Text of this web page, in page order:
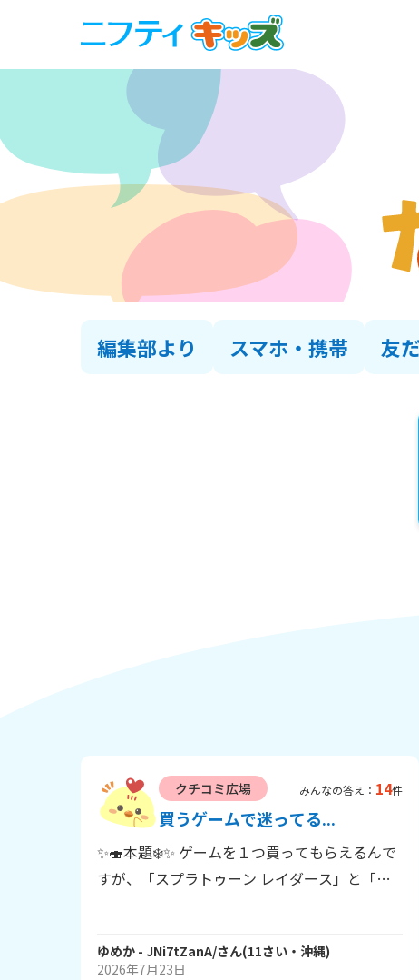
編集部より スマホ・携帯 友
クチコミ広場 みんなの答え： 14件
買うゲームで迷ってる...
✨🍣本題❄️✨ ゲームを１つ買ってもらえるんで
すが、「スプラトゥーン レイダース」と「ト
❄️ ばいばーい👋
ゆめか - JNi7tZanA/さん(11さい・ 沖縄)
2026年7月23日